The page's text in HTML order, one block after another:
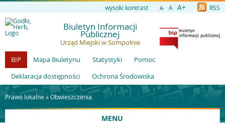
wysoki kontrast A- A A+ RSS
Biuletyn Informacji
Publicznej
Urząd Miejski w Sompolnie
BIP
Mapa Biuletynu Statystyki
Pomoc
Deklaracja dostępności
Ochrona Środowiska
Prawo lokalne »Obwieszczenia
MENU